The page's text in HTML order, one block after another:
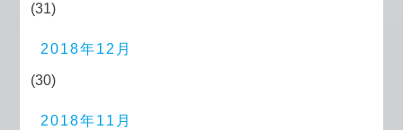
(31)
2018年12月
(30)
2018年11月